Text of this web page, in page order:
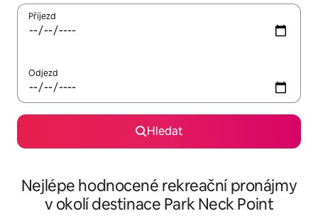
Příjezd
Odjezd
Hledat
Nejlépe hodnocené rekreační pronájmy
v okolí destinace Park Neck Point